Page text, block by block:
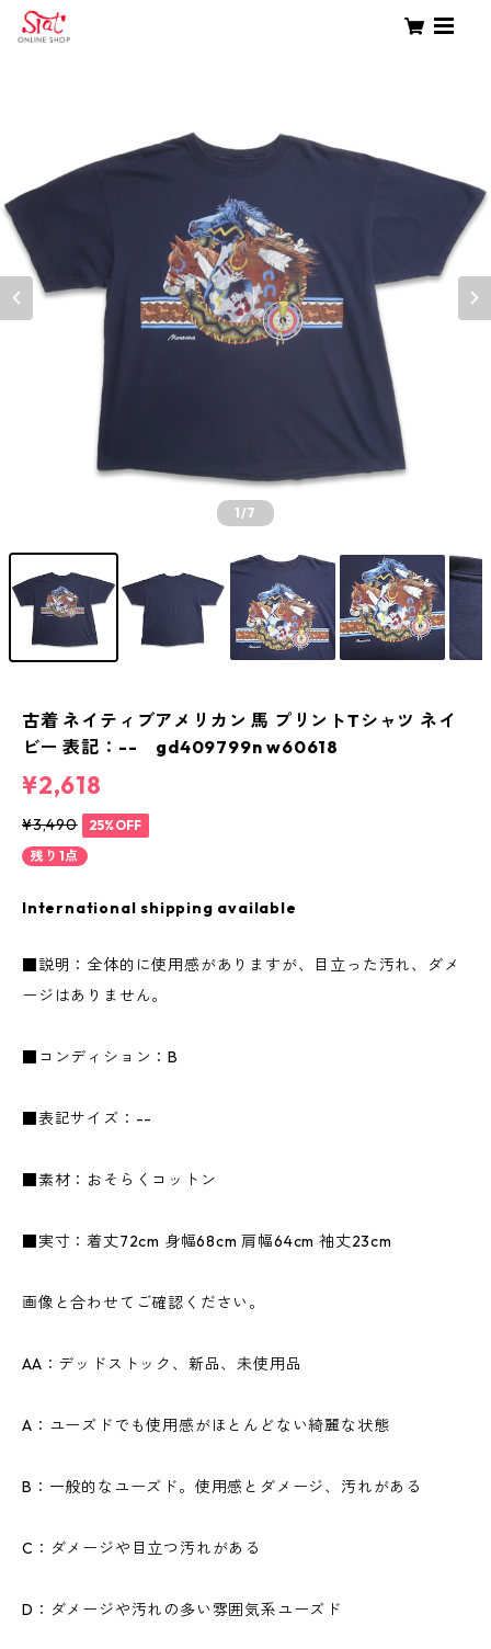
1/7
古着 ネイティブアメリカン 馬 プリントTシャツ ネイ
ビー 表記：-- gd409799n w60618
¥2,618
¥3,490
25%OFF
残り1点
International shipping available
■説明：全体的に使用感がありますが、目立った汚れ、ダメ
ージはありません。
■コンディション：B
■表記サイズ：--
■素材：おそらくコットン
■実寸：着丈72cm 身幅68cm 肩幅64cm 袖丈23cm
画像と合わせてご確認ください。
AA：デッドストック、新品、未使用品
A：ユーズドでも使用感がほとんどない綺麗な状態
B：一般的なユーズド。使用感とダメージ、汚れがある
C：ダメージや目立つ汚れがある
D：ダメージや汚れの多い雰囲気系ユーズド